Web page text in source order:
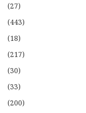
(27)
(443)
(18)
(217)
(30)
(33)
(200)